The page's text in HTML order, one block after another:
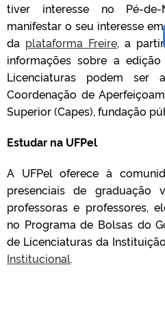
tiver interesse no Pé-de-
manifestar o seu interesse
da plataforma Freire, a
informações sobre a
Licenciaturas podem ser
Coordenação de
Superior (Capes), fundação
Estudar na UFPel
A UFPel oferece à
presenciais de graduação
professoras e professores,
no Programa de Bolsas do
de Licenciaturas da
Institucional.